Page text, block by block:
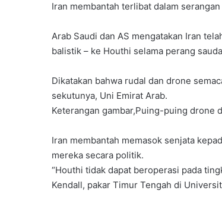
Iran membantah terlibat dalam
Arab Saudi dan AS mengatakan Iran
balistik – ke Houthi selama perang
Dikatakan bahwa rudal dan drone
sekutunya, Uni Emirat Arab.
Keterangan gambar,Puing-puing drone
Iran membantah memasok senjata
mereka secara politik.
“Houthi tidak dapat beroperasi pada
Kendall, pakar Timur Tengah di